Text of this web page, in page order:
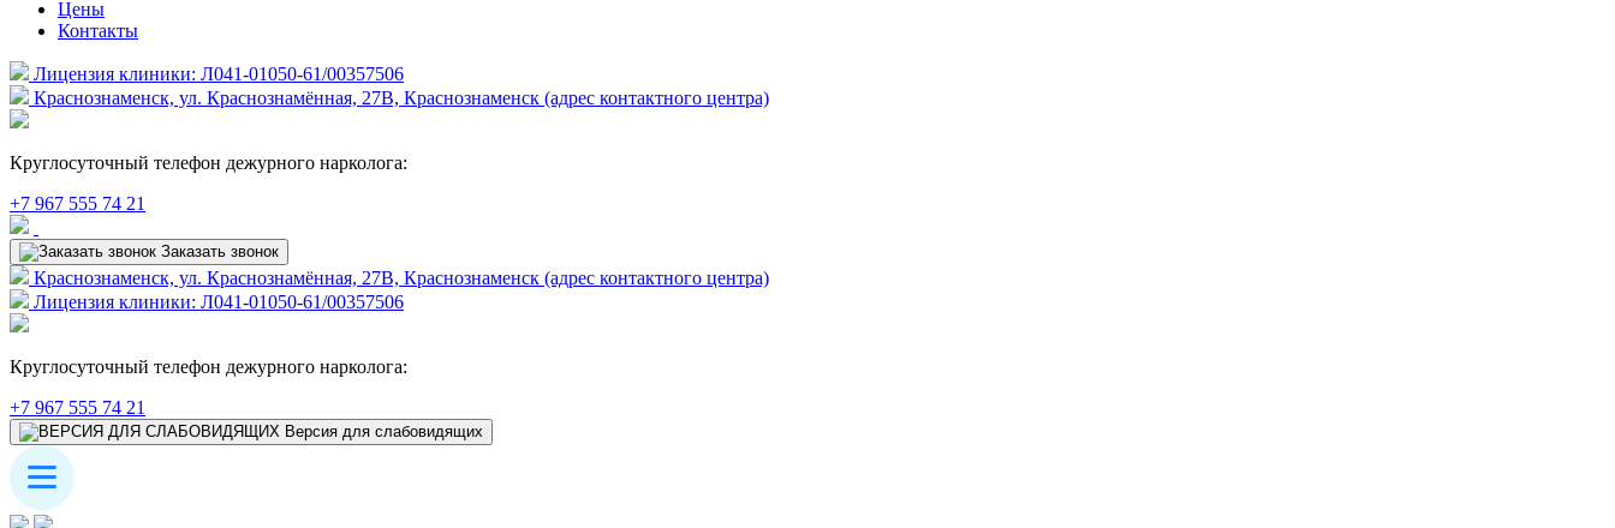
Цены
Контакты
Лицензия клиники: Л041-01050-61/00357506
Краснознаменск, ул. Краснознамённая, 27В, Краснознаменск (адрес контактного центра)
Круглосуточный телефон дежурного нарколога:
+7 967 555 74 21
Заказать звонок
Краснознаменск, ул. Краснознамённая, 27В, Краснознаменск (адрес контактного центра)
Лицензия клиники: Л041-01050-61/00357506
Круглосуточный телефон дежурного нарколога:
+7 967 555 74 21
Версия для слабовидящих